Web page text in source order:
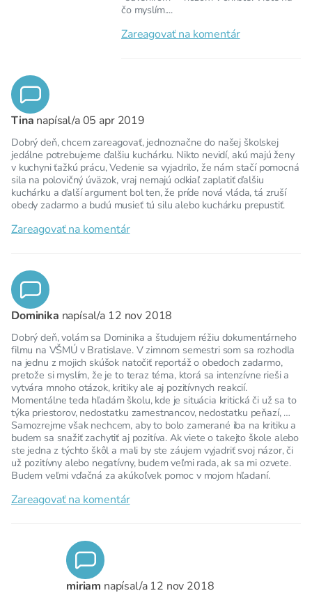
čo myslím....
Zareagovať na komentár
Tina napísal/a05 apr 2019
Dobrý deň, chcem zareagovať, jednoznačne do našej školskej
jedálne potrebujeme ďalšiu kuchárku. Nikto nevidí, akú majú ženy
v kuchyni ťažkú prácu, Vedenie sa vyjadrilo, že nám stačí pomocná
sila na polovičný úväzok, vraj nemajú odkiaľ zaplatiť ďalšiu
kuchárku a ďalší argument bol ten, že príde nová vláda, tá zruší
obedy zadarmo a budú musieť tú silu alebo kuchárku prepustiť.
Zareagovať na komentár
Dominika napísal/a 12 nov 2018
Dobrý deň, volám sa Dominika a študujem réžiu dokumentárneho
filmu na VŠMÚ v Bratislave. V zimnom semestri som sa rozhodla
na jednu z mojich skúšok natočiť reportáž o obedoch zadarmo,
pretože si myslím, že je to teraz téma, ktorá sa intenzívne rieši a
vytvára mnoho otázok, kritiky ale aj pozitívnych reakcií.
Momentálne teda hľadám školu, kde je situácia kritická či už sa to
týka priestorov, nedostatku zamestnancov, nedostatku peňazí, …
Samozrejme však nechcem, aby to bolo zamerané iba na kritiku a
budem sa snažiť zachytiť aj pozitíva. Ak viete o takejto škole alebo
ste jedna z týchto škôl a mali by ste záujem vyjadriť svoj názor, či
už pozitívny alebo negatívny, budem veľmi rada, ak sa mi ozvete.
Budem veľmi vďačná za akúkoľvek pomoc v mojom hľadaní.
Zareagovať na komentár
miriam napísal/a 12 nov 2018